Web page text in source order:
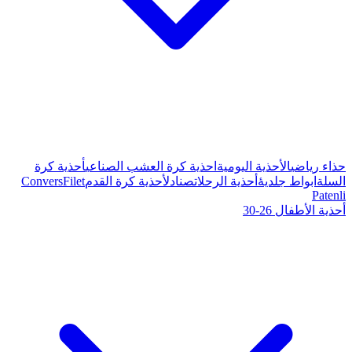
كرة العشب الصناعيأحذية كرة
صنادل أحذية كرة القدم ConversFilet